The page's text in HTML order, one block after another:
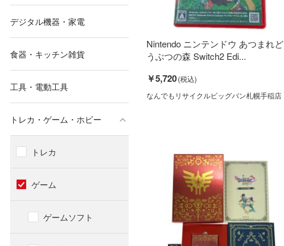
デジタル機器・家電
食器・キッチン雑貨
工具・電動工具
トレカ・ゲーム・ホビー
トレカ
ゲーム
ゲームソフト
Nintendo ニンテンドウ あつまれど
うぶつの森 Switch2 Edi...
￥5,720
なんでもリサイクルビッグバン札幌手稲店